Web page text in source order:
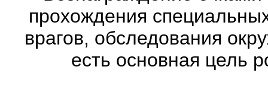
прохождения
врагов, обследования
есть основная цель